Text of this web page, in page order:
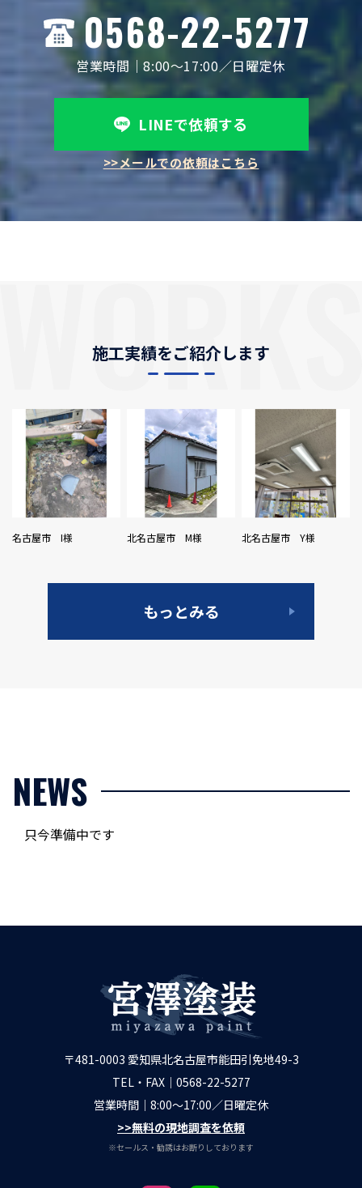
0568-22-5277
営業時間｜8:00～17:00／日曜定休
LINEで依頼する
>>メールでの依頼はこちら
施工実績をご紹介します
名古屋市 I様 北名古屋市 M様 北名古屋市 Y様
もっとみる
NEWS
只今準備中です
〒481-0003 愛知県北名古屋市能田引免地49-3
TEL・FAX｜ 0568-22-5277
営業時間｜8:00～17:00／日曜定休
>>無料の現地調査を依頼
※セールス・勧誘はお断りしております